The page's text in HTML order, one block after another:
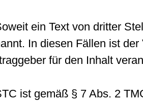
ein Text von dritter
In diesen Fällen ist
für den Inhalt
ist gemäß § 7 Abs. 2